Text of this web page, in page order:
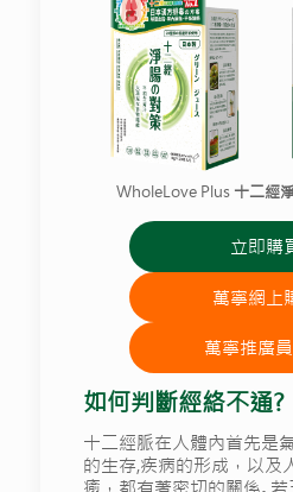
WholeLove Plus 十二經
立即購
萬寧網上
萬寧推廣
如何判斷經絡不通?
十二經脈在人體內首先是
的生存,疾病的形成，以及